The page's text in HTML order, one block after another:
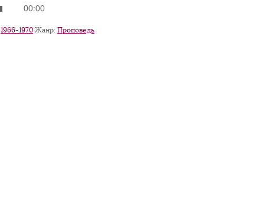
00:00
вверх/
1966-1970 Жанр: Проповедь